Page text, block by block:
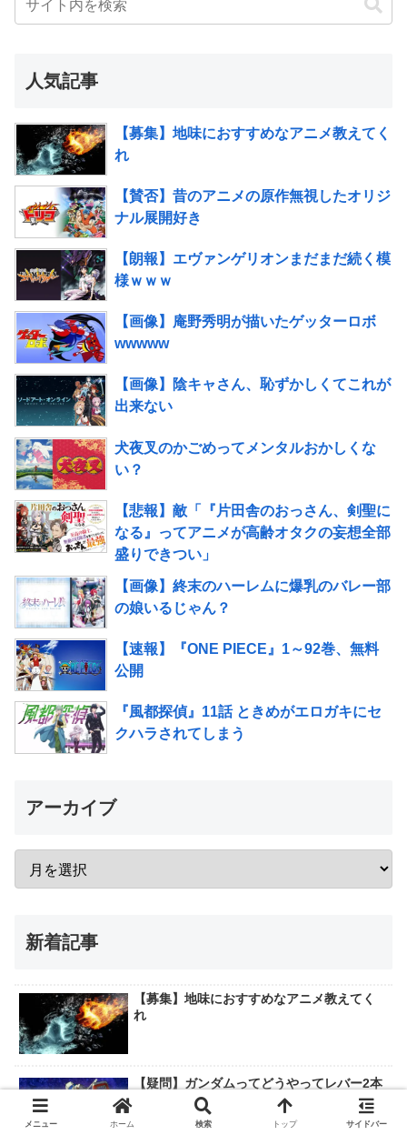
人気記事
【募集】地味におすすめなアニメ教えてく
れ
【賛否】昔のアニメの原作無視したオリジ
ナル展開好き
【朗報】エヴァンゲリオンまだまだ続く模
様ｗｗｗ
【画像】庵野秀明が描いたゲッターロボ
wwwww
【画像】陰キャさん、恥ずかしくてこれが
出来ない
犬夜叉のかごめってメンタルおかしくな
い？
【悲報】敵「『片田舎のおっさん、剣聖に
なる』ってアニメが高齢オタクの妄想全部
盛りできつい」
【画像】終末のハーレムに爆乳のバレー部
の娘いるじゃん？
【速報】『ONE PIECE』1～92巻、無料
公開
『風都探偵』11話 ときめがエロガキにセ
クハラされてしまう
アーカイブ
新着記事
【募集】地味におすすめなアニメ教えてく
れ
【疑問】ガンダムってどうやってレバー2本
で動かしてるの？
メニュー ホーム 検索 トップ サイドバー